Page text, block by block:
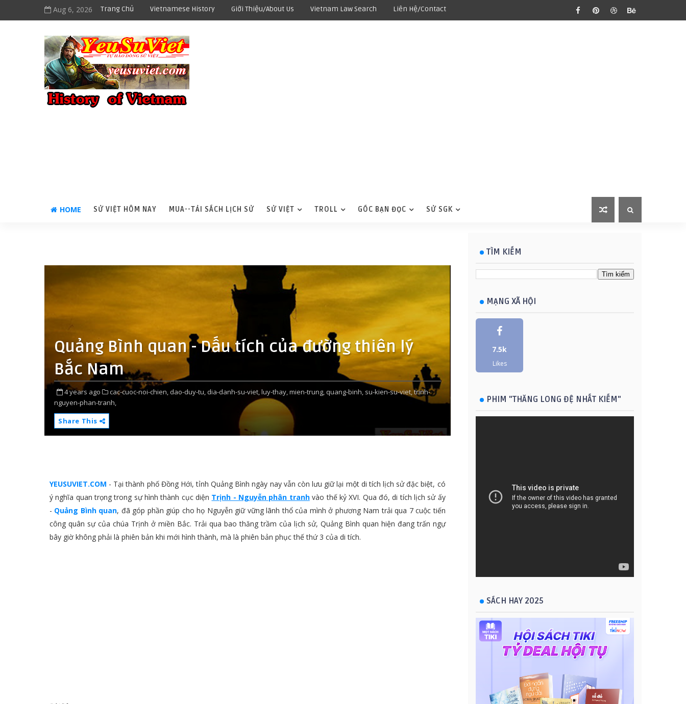
Aug 6, 2026 Trang Chủ Vietnamese History Giới Thiệu/About Us Vietnam Law Search Liên Hệ/Contact
HOME SỬ VIỆT HÔM NAY MUA--TẢI SÁCH LỊCH SỬ SỬ VIỆT TROLL GÓC BẠN ĐỌC SỬ SGK
Quảng Bình quan - Dấu tích của đường thiên lý
Bắc Nam
4 years ago cac-cuoc-noi-chien, dao-duy-tu, dia-danh-su-viet,luy-thay,mien-trung, quang-binh, su-kien-su-viet,trinh-
nguyen-phan-tranh,
Share This
YEUSUVIET.COM - Tại thành phố Đồng Hới, tỉnh Quảng Bình ngày nay vẫn còn lưu giữ lại một di tích lịch sử đặc biệt, có
ý nghĩa quan trọng trong sự hình thành cục diện Trịnh - Nguyễn phân tranhvào thế kỷ XVI. Qua đó, di tích lịch sử ấy
- Quảng Bình quan, đã góp phần giúp cho họ Nguyễn giữ vững lãnh thổ của mình ở phương Nam trải qua 7 cuộc tiến
công quân sự của chúa Trịnh ở miền Bắc. Trải qua bao thăng trầm của lịch sử, Quảng Bình quan hiện đang trấn ngự
bây giờ không phải là phiên bản khi mới hình thành, mà là phiên bản phục thế thứ 3 của di tích.
TÌM KIẾM
MẠNG XÃ HỘI
7.5k
Likes
PHIM "THĂNG LONG ĐỆ NHẤT KIẾM"
SÁCH HAY 2025